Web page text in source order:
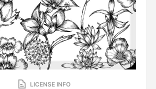
LICENSE INFO